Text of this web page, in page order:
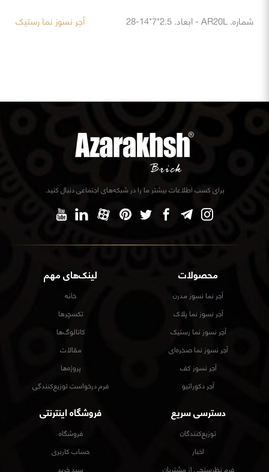
شماره. AR20L - ابعاد. 2.5*7*14-28 آجر نسوز نما رستیک
محصولات
آجر نما نسوز مدرن
آجر نسوز نما پلاک
آجر نسوز نما رستیک
آجر نسوز نما صخره‌ای
آجر نسوز کف
آجر دکوراتیو
لینک‌های مهم
خانه
تکسچرها
کاتالوگ‌ها
مقالات
پروژه‌ها
فرم درخواست توزیع‌کنندگی
برای کسب اطلاعات بیشتر ما را در شبکه‌های اجتماعی دنبال کنید.
دسترسی سریع
توزیع‌کنندگان
اخبار
فروشگاه اینترنتی
فروشگاه
حساب کاربری